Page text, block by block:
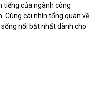
tiếng của ngành công
Cùng cái nhìn tổng quan về
nổi bật nhất dành cho